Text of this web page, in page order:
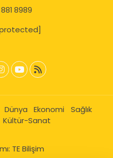
8989
Dünya Ekonomi
Sağlık
Kültür-Sanat
TE Bilişim